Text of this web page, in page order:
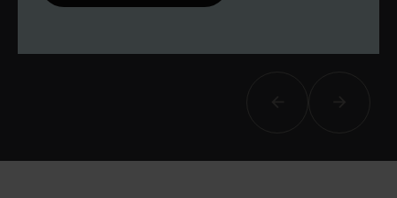
même vous proposons des points et